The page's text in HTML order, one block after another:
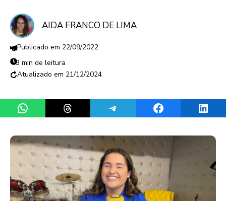
AIDA FRANCO DE LIMA
22/09/2022
3 min de leitura
21/12/2024
Share on WhatsAppShare on ThreadsShare on TelegramShare on Facebook